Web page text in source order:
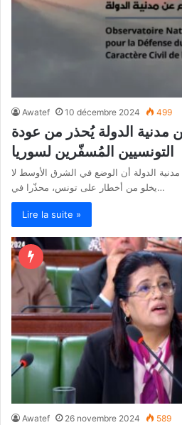
Awatef 10 décembre 2024 499
مدنية الدولة يُحذر من عودة
التونسيين المُسفّرين لسوريا
الدولة أن الوضع في الشرق الأوسط لا
يخلو من أخطار على تونس، محذّرا في…
Lire la suite »
Awatef 26 novembre 2024 589